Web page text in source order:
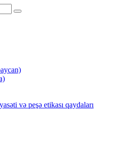
və peşə etikası qaydaları